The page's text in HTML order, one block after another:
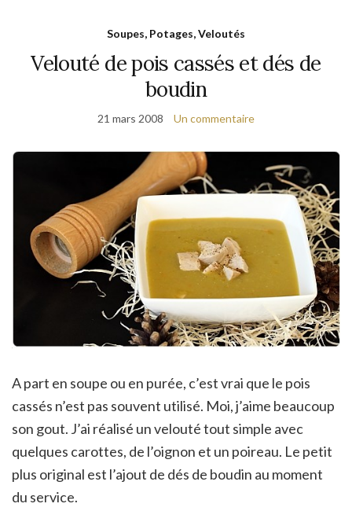
Soupes, Potages, Veloutés
Velouté de pois cassés et dés de
boudin
21 mars 2008 Un commentaire
A part en soupe ou en purée, c’est vrai que le pois
cassés n’est pas souvent utilisé. Moi, j’aime beaucoup
son gout. J’ai réalisé un velouté tout simple avec
quelques carottes, de l’oignon et un poireau. Le petit
plus original est l’ajout de dés de boudin au moment
du service.